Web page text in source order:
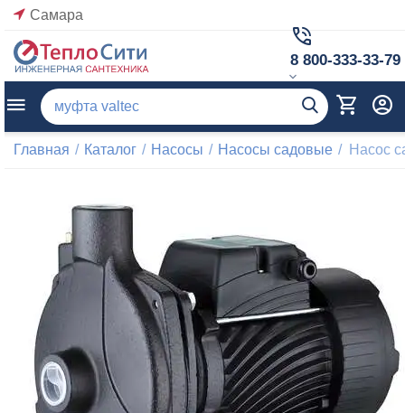
Самара
8 800-333-33-79
Главная / Каталог / Насосы / Насосы садовые / Насос